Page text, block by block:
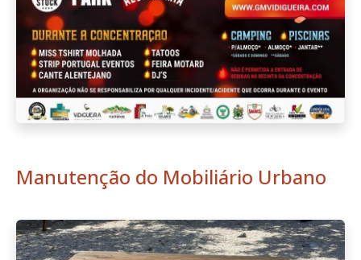
Manutenção do Mobiliário Urbano